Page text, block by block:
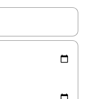
zijn, maak je een keuze